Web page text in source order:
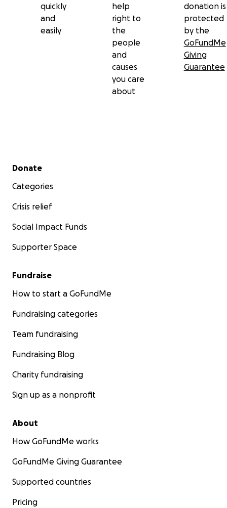
quickly
and
easily
help
right to
the
people
and
causes
you care
about
donation is
protected
by the
GoFundMe
Giving
Guarantee
Secondary menu
Donate
Categories
Crisis relief
Social Impact Funds
Supporter Space
Fundraise
How to start a GoFundMe
Fundraising categories
Team fundraising
Fundraising Blog
Charity fundraising
Sign up as a nonprofit
About
How GoFundMe works
GoFundMe Giving Guarantee
Supported countries
Pricing